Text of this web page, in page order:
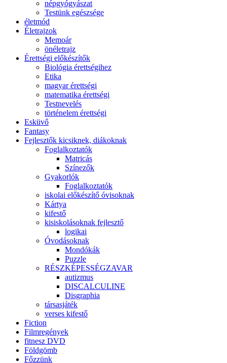
népgyógyászat
Testünk egészsége
életmód
Életrajzok
Memoár
önéletrajz
Érettségi előkészítők
Biológia érettségihez
Etika
magyar érettségi
matematika érettségi
Testnevelés
történelem érettségi
Esküvő
Fantasy
Fejlesztők kicsiknek, diákoknak
Foglalkoztatók
Matricás
Színezők
Gyakorlók
Foglalkoztatók
iskolai előkészítő óvisoknak
Kártya
kifestő
kisiskolásoknak fejlesztő
logikai
Óvodásoknak
Mondókák
Puzzle
RÉSZKÉPESSÉGZAVAR
autizmus
DISCALCULINE
Disgraphia
társasjáték
verses kifestő
Fiction
Filmregények
fitnesz DVD
Földgömb
Főzzünk